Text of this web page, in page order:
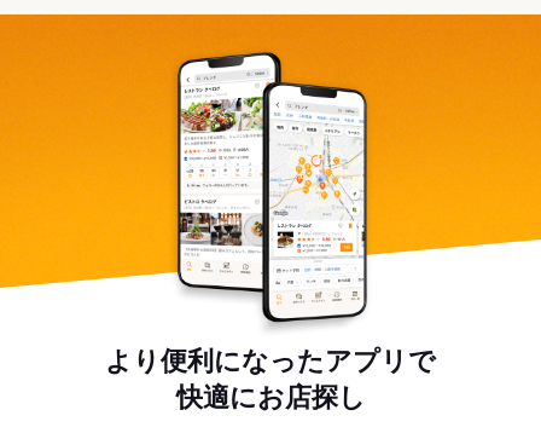
より便利になったアプリで
快適にお店探し